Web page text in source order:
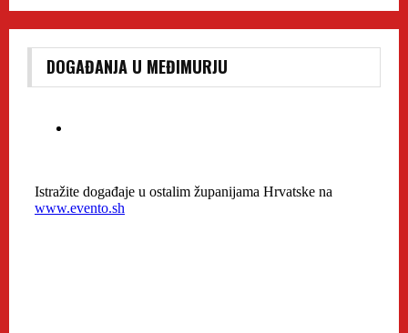
DOGAĐANJA U MEĐIMURJU